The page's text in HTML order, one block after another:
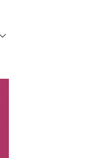
submenu for “verband”